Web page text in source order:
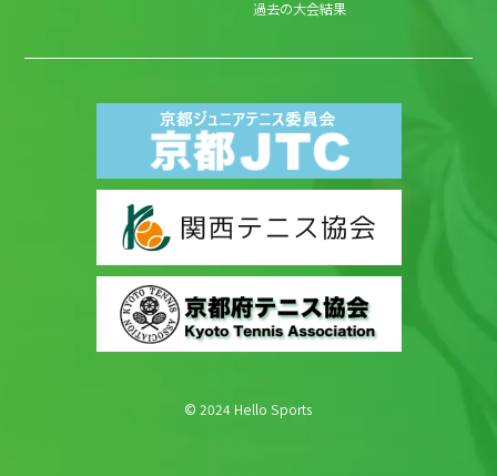
過去の大会結果
© 2024 Hello Sports